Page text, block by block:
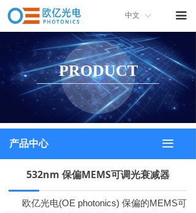
끀
首页
关于我们
产品中心
产品画册
联系我们
ꀅ
中文
532nm 保偏MEMS可调光衰减器
欧亿光电(OE photonics) 保偏的MEMS可
产品中心 끀
PRODUCT